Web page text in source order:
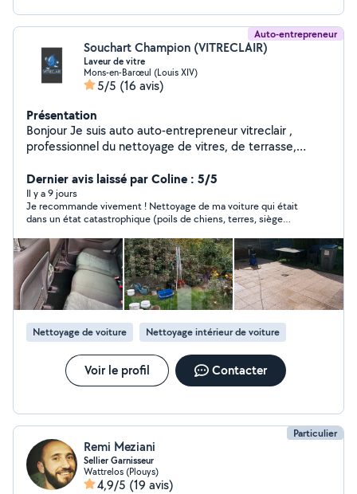
Auto-entrepreneur
Souchart Champion (VITRECLAIR)
Laveur de vitre
Mons-en-Barœul (Louis XIV)
5/5 (16 avis)
Présentation
Bonjour Je suis auto auto-entrepreneur vitreclair ,
professionnel du nettoyage de vitres, de terrasse,
siège auto, moquette) Sérieux, travail soigner et rapide,
ponctuel et à l'écoute de mes clients. J'interviens
auprès des particuliers et des professionnels pour
redonner de la propreté et de la brillance à vos espaces
et véhicules dans 59 et 62 veuillez me contacter sur
insta (vitreclairpro)
Dernier avis laissé par Coline : 5/5
Il y a 9 jours
Je recommande vivement ! Nettoyage de ma voiture qui était
dans un état catastrophique (poils de chiens, terres, siège
voiture est comme neuve
Nettoyage de voiture Nettoyage intérieur de voiture
Voir le profil Contacter
Particulier
Remi Meziani
Sellier Garnisseur
Wattrelos (Plouys)
4,9/5 (19 avis)